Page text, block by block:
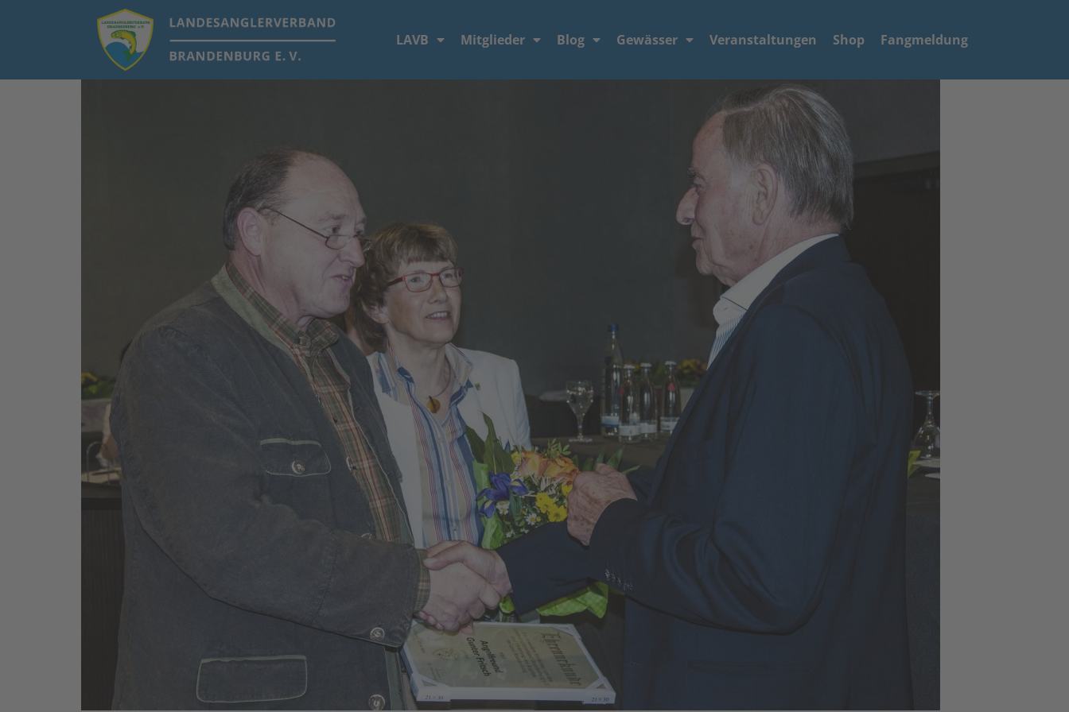
LAVB Mitglieder Blog Gewässer Veranstaltungen Shop Fangmeldung